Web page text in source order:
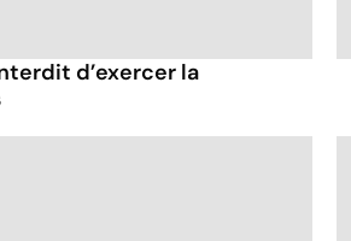
d’exercer la